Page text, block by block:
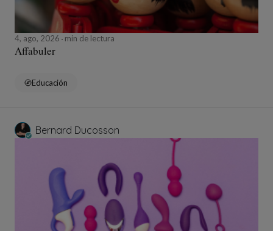
4, ago, 2026 min de lectura
Affabuler
Educación
Bernard Ducosson